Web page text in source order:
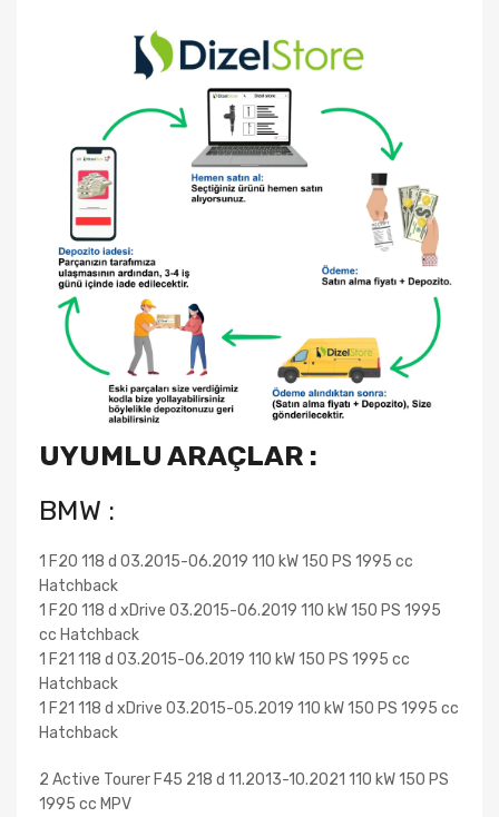
UYUMLU ARAÇLAR :
BMW :
1 F20 118 d 03.2015-06.2019 110 kW 150 PS 1995 cc
Hatchback
1 F20 118 d xDrive 03.2015-06.2019 110 kW 150 PS 1995
cc Hatchback
1 F21 118 d 03.2015-06.2019 110 kW 150 PS 1995 cc
Hatchback
1 F21 118 d xDrive 03.2015-05.2019 110 kW 150 PS 1995 cc
Hatchback
2 Active Tourer F45 218 d 11.2013-10.2021 110 kW 150 PS
1995 cc MPV